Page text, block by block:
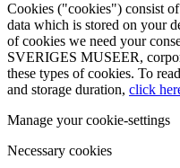
Cookies ("cookies") consist
data which is stored on your
of cookies we need your
SVERIGES MUSEER,
these types of cookies. To
and storage duration, click
Manage your cookie-settings
Necessary cookies